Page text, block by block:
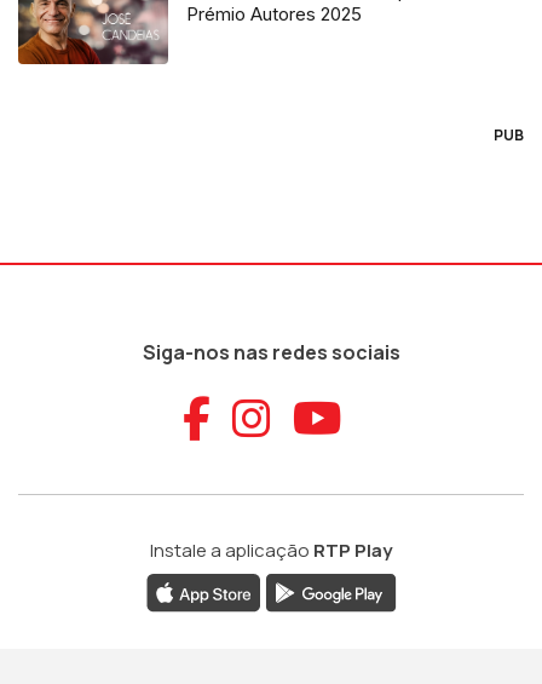
Prémio Autores 2025
PUB
Siga-nos nas redes sociais
Aceder ao
Aceder ao
Aceder
Instale a aplicação RTP Play